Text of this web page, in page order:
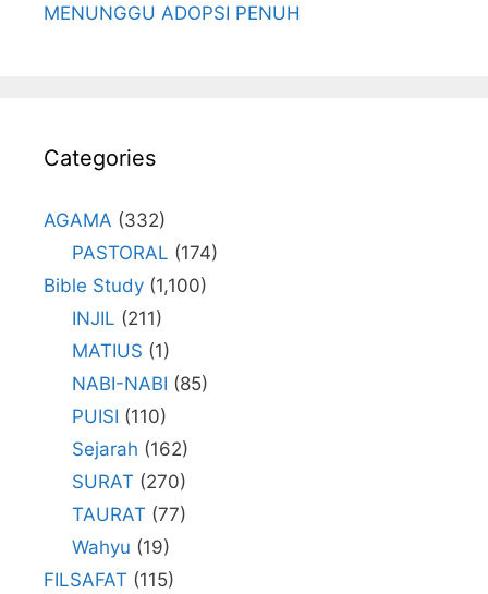
MENUNGGU ADOPSI PENUH
Categories
AGAMA (332)
PASTORAL (174)
Bible Study (1,100)
INJIL (211)
MATIUS (1)
NABI-NABI (85)
PUISI (110)
Sejarah (162)
SURAT (270)
TAURAT (77)
Wahyu (19)
FILSAFAT (115)